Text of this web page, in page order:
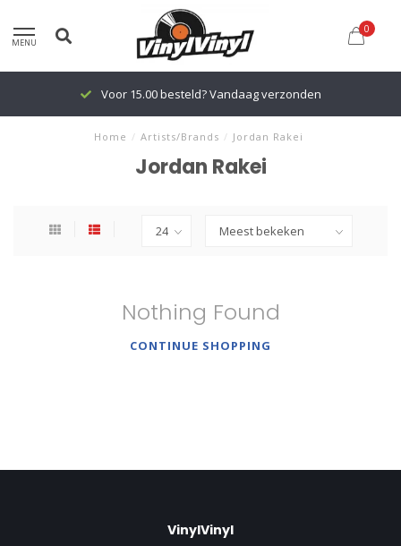
MENU
0
Voor 15.00 besteld? Vandaag verzonden
Home / Artists/Brands / Jordan Rakei
Jordan Rakei
Nothing Found
CONTINUE SHOPPING
VinylVinyl